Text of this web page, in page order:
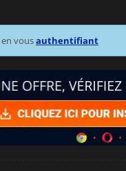
vousauthentifiant